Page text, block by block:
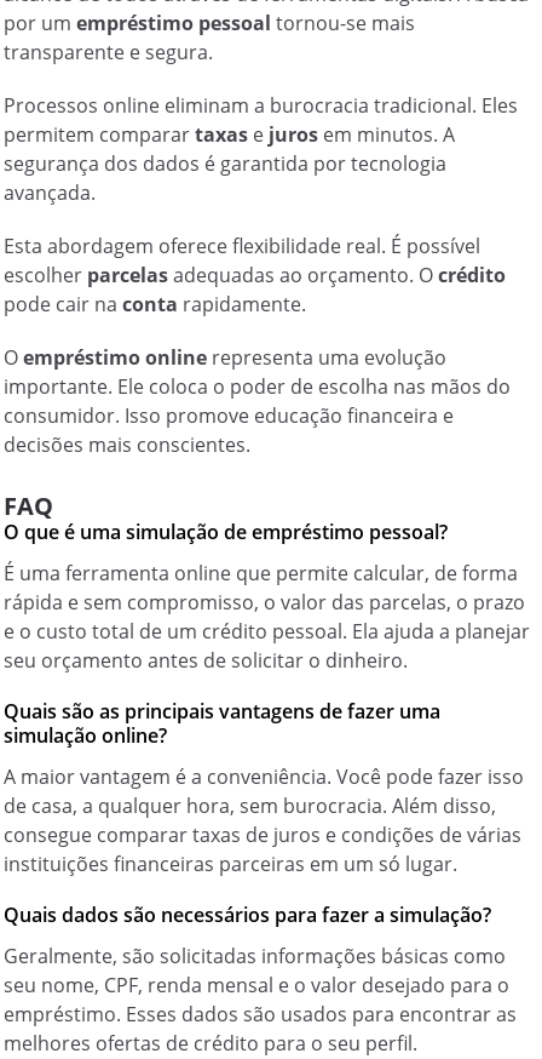
por umempréstimo pessoal tornou-se mais
transparente e segura.
Processos online eliminam a burocracia tradicional. Eles
permitem comparartaxas e juros em minutos. A
segurança dos dados é garantida por tecnologia
avançada.
Esta abordagem oferece flexibilidade real. É possível
escolher parcelasadequadas ao orçamento. Ocrédito
pode cair naconta rapidamente.
Oempréstimo online representa uma evolução
importante. Ele coloca o poder de escolha nas mãos do
consumidor. Isso promove educação financeira e
decisões mais conscientes.
FAQ
O que é uma simulação de empréstimo pessoal?
É uma ferramenta online que permite calcular, de forma
rápida e sem compromisso, o valor das parcelas, o prazo
e o custo total de um crédito pessoal. Ela ajuda a planejar
seu orçamento antes de solicitar o dinheiro.
Quais são as principais vantagens de fazer uma
simulação online?
A maior vantagem é a conveniência. Você pode fazer isso
de casa, a qualquer hora, sem burocracia. Além disso,
consegue comparar taxas de juros e condições de várias
instituições financeiras parceiras em um só lugar.
Quais dados são necessários para fazer a simulação?
Geralmente, são solicitadas informações básicas como
seu nome, CPF, renda mensal e o valor desejado para o
empréstimo. Esses dados são usados para encontrar as
melhores ofertas de crédito para o seu perfil.